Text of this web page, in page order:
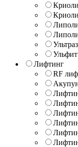
Лифтинг
RF